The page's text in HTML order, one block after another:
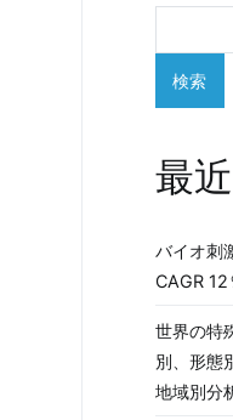
検索
最
バイオ刺
CAGR 12
世界の特
別、形態
地域別分